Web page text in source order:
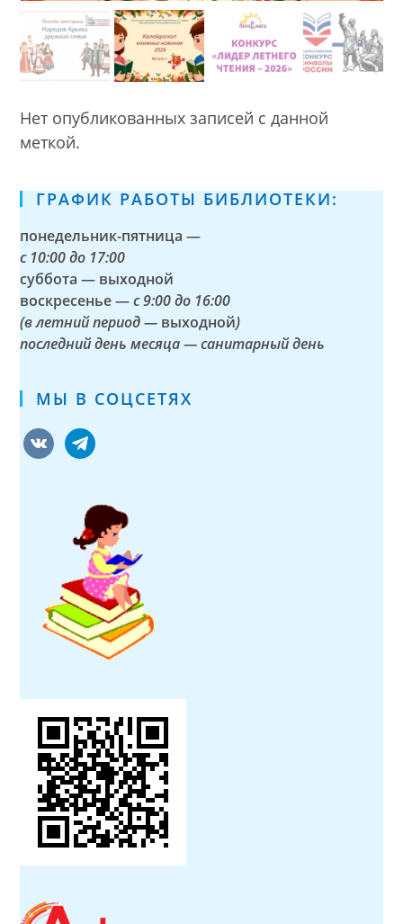
Нет опубликованных записей с данной
меткой.
ГРАФИК РАБОТЫ БИБЛИОТЕКИ:
понедельник-пятница —
с 10:00 до 17:00
суббота — выходной
воскресенье —с 9:00 до 16:00
(в летний период — выходной)
последний день месяца — санитарный день
МЫ В СОЦСЕТЯХ
vkontaktetelegram